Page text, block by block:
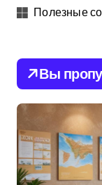
Полезные
Вы